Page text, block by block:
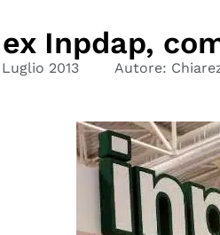
Inpdap,
2013 Autore: